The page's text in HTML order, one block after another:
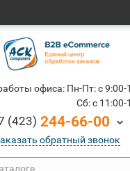
офиса: Пн-Пт: c 9:00-
Cб: c 11:00-
(423) 244-66-00
обратный звонок